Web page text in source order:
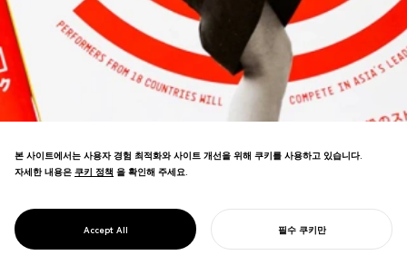
PROJECT
WORLD CUP IN
SHIZUOKA
아시아 최대 규모의 거리 공연 축제를 위한
본 사이트에서는 사용자 경험 최적화와 사이트 개선을 위해 쿠키를 사용하고 있습니다.
자세한 내용은 쿠키 정책
쿠키 정책 을 확인해 주세요.
Accept All 필수 쿠키만